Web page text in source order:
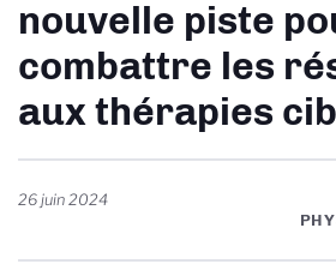
nouvelle piste
combattre les
aux thérapies
26 juin 2024